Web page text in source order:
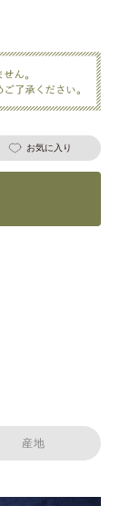
お気に入り
産地